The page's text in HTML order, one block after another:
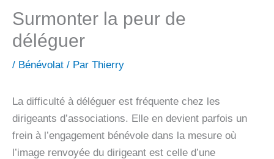
Surmonter la peur de
déléguer
/ Bénévolat / Par Thierry
La difficulté à déléguer est fréquente chez les
dirigeants d’associations. Elle en devient parfois un
frein à l’engagement bénévole dans la mesure où
l’image renvoyée du dirigeant est celle d’une